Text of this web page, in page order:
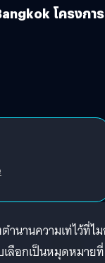
โครงการ
ำนานความเท่ไว้ที่ไ
เลือกเป็นหมุดหมาย